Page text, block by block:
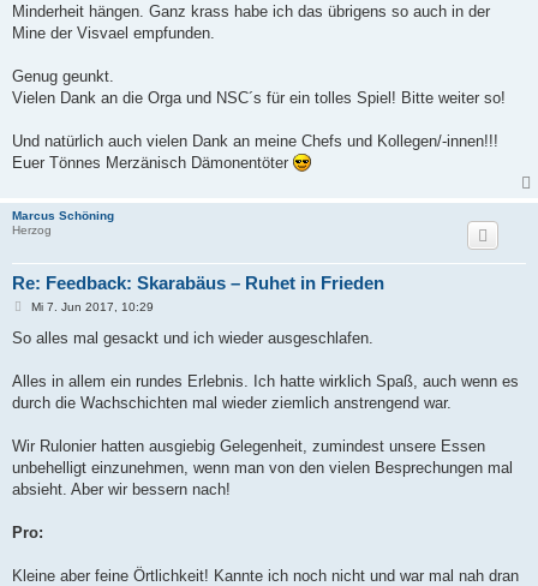
Minderheit hängen. Ganz krass habe ich das übrigens so auch in der
Mine der Visvael empfunden.
Genug geunkt.
Vielen Dank an die Orga und NSC´s für ein tolles Spiel! Bitte weiter so!
Und natürlich auch vielen Dank an meine Chefs und Kollegen/-innen!!!
Euer Tönnes Merzänisch Dämonentöter
Marcus Schöning
Herzog
Re: Feedback: Skarabäus – Ruhet in Frieden
B
i
a
Mi 7. Jun 2017, 10:29
So alles mal gesackt und ich wieder ausgeschlafen.
Alles in allem ein rundes Erlebnis. Ich hatte wirklich Spaß, auch wenn es
durch die Wachschichten mal wieder ziemlich anstrengend war.
Wir Rulonier hatten ausgiebig Gelegenheit, zumindest unsere Essen
unbehelligt einzunehmen, wenn man von den vielen Besprechungen mal
absieht. Aber wir bessern nach!
Pro:
Kleine aber feine Örtlichkeit! Kannte ich noch nicht und war mal nah dran